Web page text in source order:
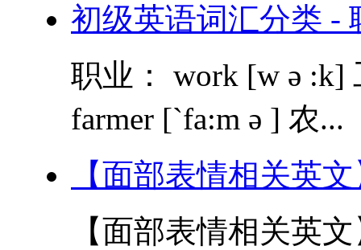
初级英语词汇分类 -
职业： work [w ə :k]
farmer [`fa:m ə ] 农...
【面部表情相关英
【面部表情相关英